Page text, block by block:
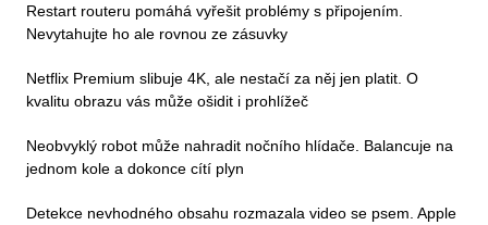
Restart routeru pomáhá vyřešit problémy s připojením.
Nevytahujte ho ale rovnou ze zásuvky
Netflix Premium slibuje 4K, ale nestačí za něj jen platit. O
kvalitu obrazu vás může ošidit i prohlížeč
Neobvyklý robot může nahradit nočního hlídače. Balancuje na
jednom kole a dokonce cítí plyn
Detekce nevhodného obsahu rozmazala video se psem. Apple